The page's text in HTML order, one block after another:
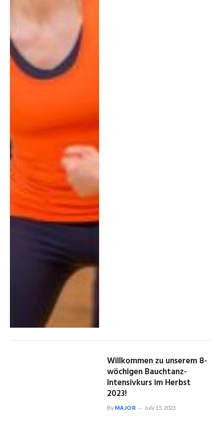
Willkommen zu unserem 8-
wöchigen Bauchtanz-
Intensivkurs im Herbst
2023!
ByMAJOR July 15, 2023